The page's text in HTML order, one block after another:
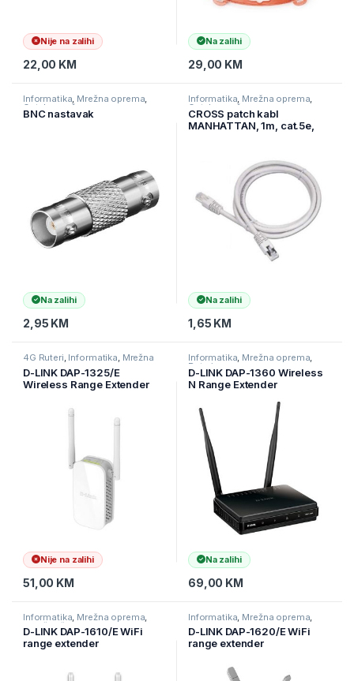
Nije na zalihi
22,00 KM
Na zalihi
29,00 KM
Informatika, Mrežna oprema,
Ostala mrežna oprema
BNC nastavak
Na zalihi
2,95 KM
Informatika, Mrežna oprema,
Ostala mrežna oprema
CROSS patch kabl
MANHATTAN, 1m, cat.5e,
Na zalihi
1,65 KM
4G Ruteri, Informatika, Mrežna
D-LINK DAP-1325/E
Wireless Range Extender
300Mbps (2.4G)
Nije na zalihi
51,00 KM
Informatika, Mrežna oprema,
Ruteri
D-LINK DAP-1360 Wireless
N Range Extender
Na zalihi
69,00 KM
Informatika Mrežna oprema
Pojačivači dometa i AP
D-LINK DAP-1610/E WiFi
range extender
Informatika Mrežna oprema
D-LINK DAP-1620/E WiFi
range extender